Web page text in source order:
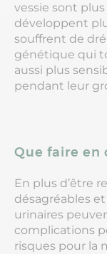
vessie sont plus
développent
souffrent de
génétique qui
aussi plus
pendant leur
Que faire en
En plus d’être
désagréables
urinaires
complications
risques pour la